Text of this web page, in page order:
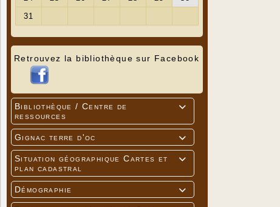
Retrouvez la bibliothèque sur Facebook

Bibliothèque / Centre de
ressources

Gignac terre d'oc

Situation géographique Cartes et
plan cadastral

Démographie